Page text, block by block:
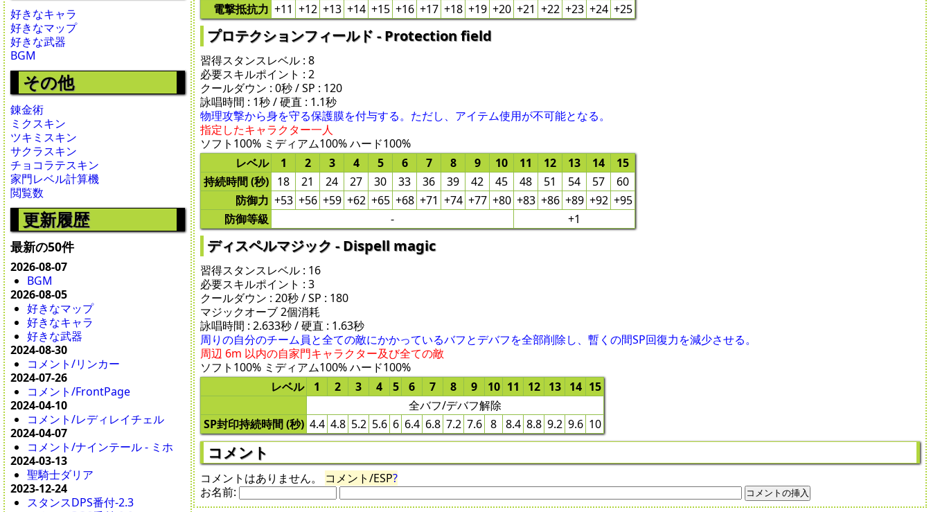
好きなキャラ
好きなマップ
好きな武器
BGM
その他
錬金術
ミクスキン
ツキミスキン
サクラスキン
チョコラテスキン
家門レベル計算機
閲覧数
更新履歴
最新の50件
2026-08-07
BGM
2026-08-05
好きなマップ
好きなキャラ
好きな武器
2024-08-30
コメント/リンカー
2024-07-26
コメント/FrontPage
2024-04-10
コメント/レディレイチェル
2024-04-07
コメント/ナインテール - ミホ
2024-03-13
聖騎士ダリア
2023-12-24
スタンスDPS番付-2.3
電撃抵抗力 +11 +12 +13 +14 +15 +16 +17 +18 +19 +20 +21 +22 +23 +24 +25
プロテクションフィールド - Protection field
習得スタンスレベル : 8
必要スキルポイント : 2
クールダウン : 0秒 / SP : 120
詠唱時間 : 1秒 / 硬直 : 1.1秒
物理攻撃から身を守る保護膜を付与する。ただし、アイテム使用が不可能となる。
指定したキャラクター一人
ソフト100% ミディアム100% ハード100%
レベル
1 2 3 4 5 6 7 8 9 10 11 12 13 14
15
持続時間 (秒) 18 21 24 27 30 33 36 39 42 45 48 51 54 57
60
防御力 +53 +56 +59 +62 +65 +68 +71 +74 +77 +80 +83 +86 +89 +92 +95
防御等級
- +1
ディスペルマジック - Dispell magic
習得スタンスレベル : 16
必要スキルポイント : 3
クールダウン : 20秒 / SP : 180
マジックオーブ 2個消耗
詠唱時間 : 2.633秒 / 硬直 : 1.63秒
周りの自分のチーム員と全ての敵にかかっているバフとデバフを全部削除し、暫くの間SP回復力を減少させる。
周辺 6m 以内の自家門キャラクター及び全ての敵
ソフト100% ミディアム100% ハード100%
レベル
1 2 3 4 5 6 7 8 9 10 11 12 13 14 15
全バフ/デバフ解除
SP封印持続時間 (秒) 4.4 4.8 5.2 5.6 6 6.4 6.8 7.2 7.6 8 8.4 8.8 9.2 9.6 10
コメント
コメントはありません。 コメント/ESP?
お名前: